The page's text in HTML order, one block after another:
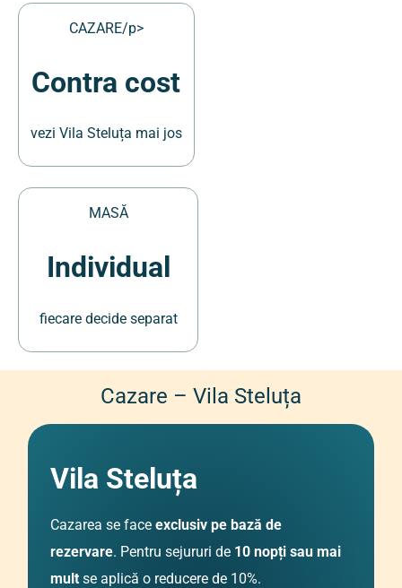
CAZARE/p>
Contra cost
vezi Vila Steluța mai jos
MASĂ
Individual
fiecare decide separat
Cazare – Vila Steluța
Vila Steluța
Cazarea se faceexclusiv pe bază de
rezervare. Pentru sejururi de 10 nopți sau mai
mult se aplică o reducere de 10%.